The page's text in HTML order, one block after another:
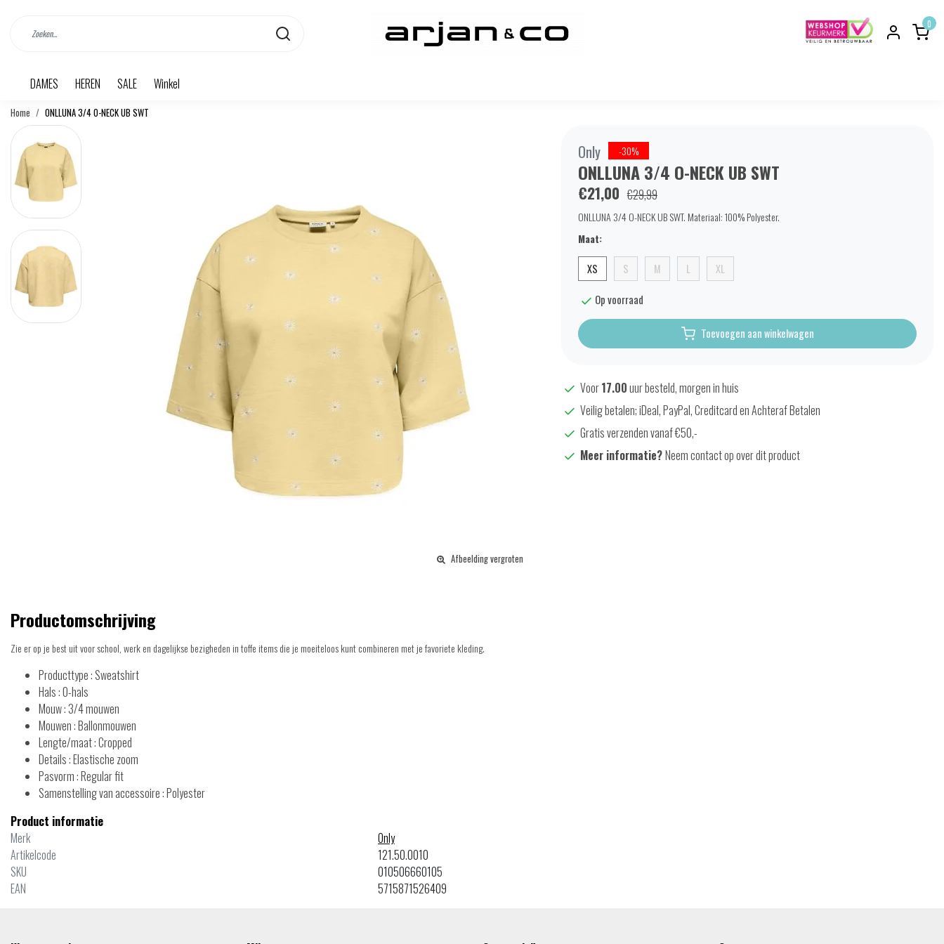
0
DAMES HEREN SALE Winkel
Home ONLLUNA 3/4 O-NECK UB SWT
Afbeelding vergroten
Only -30%
ONLLUNA 3/4 O-NECK UB SWT
€21,00 €29,99
ONLLUNA 3/4 O-NECK UB SWT. Materiaal: 100% Polyester.
Maat:
XS S M L XL
Op voorraad
Toevoegen aan winkelwagen
Voor17.00uur besteld, morgen in huis
Veilig betalen; iDeal, PayPal, Creditcard en Achteraf Betalen
Gratis verzenden vanaf €50,-
Meer informatie?Neem contact op over dit product
Productomschrijving
Zie er op je best uit voor school, werk en dagelijkse bezigheden in toffe items die je moeiteloos kunt combineren met je favoriete kleding.
Producttype : Sweatshirt
Hals : O-hals
Mouw : 3/4 mouwen
Mouwen : Ballonmouwen
Lengte/maat : Cropped
Details : Elastische zoom
Pasvorm : Regular fit
Samenstelling van accessoire : Polyester
Product informatie
Merk
Only
Artikelcode
121.50.0010
SKU
010506660105
EAN
5715871526409